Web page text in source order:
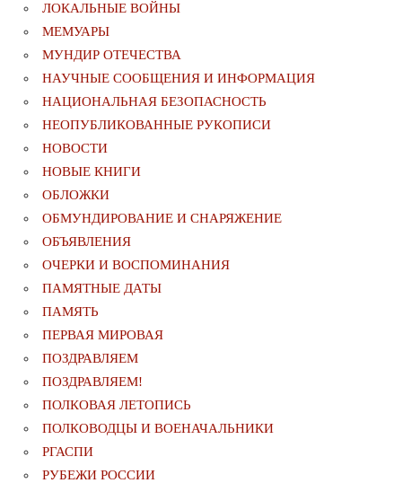
ЛОКАЛЬНЫЕ ВОЙНЫ
МЕМУАРЫ
МУНДИР ОТЕЧЕСТВА
НАУЧНЫЕ СООБЩЕНИЯ И ИНФОРМАЦИЯ
НАЦИОНАЛЬНАЯ БЕЗОПАСНОСТЬ
НЕОПУБЛИКОВАННЫЕ РУКОПИСИ
НОВОСТИ
НОВЫЕ КНИГИ
ОБЛОЖКИ
ОБМУНДИРОВАНИЕ И СНАРЯЖЕНИЕ
ОБЪЯВЛЕНИЯ
ОЧЕРКИ И ВОСПОМИНАНИЯ
ПАМЯТНЫЕ ДАТЫ
ПАМЯТЬ
ПЕРВАЯ МИРОВАЯ
ПОЗДРАВЛЯЕМ
ПОЗДРАВЛЯЕМ!
ПОЛКОВАЯ ЛЕТОПИСЬ
ПОЛКОВОДЦЫ И ВОЕНАЧАЛЬНИКИ
РГАСПИ
РУБЕЖИ РОССИИ